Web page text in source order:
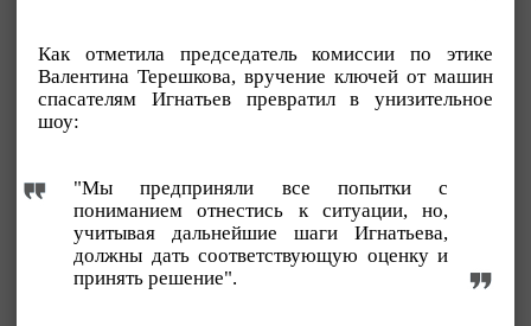
Как отметила председатель комиссии по этике
Валентина Терешкова, вручение ключей от машин
спасателям Игнатьев превратил в унизительное
шоу:
"Мы предприняли все попытки с
пониманием отнестись к ситуации, но,
учитывая дальнейшие шаги Игнатьева,
должны дать соответствующую оценку и
принять решение".